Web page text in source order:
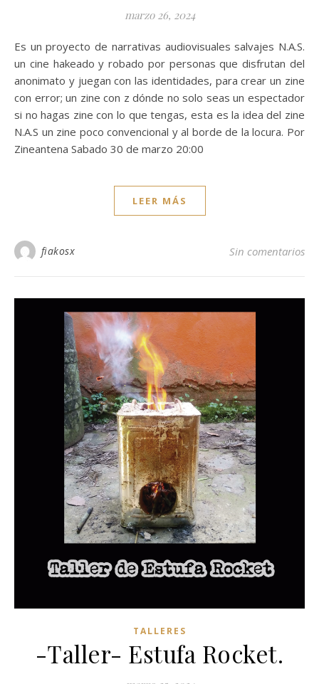
marzo 26, 2024
Es un proyecto de narrativas audiovisuales salvajes N.A.S.
un cine hakeado y robado por personas que disfrutan del
anonimato y juegan con las identidades, para crear un zine
con error; un zine con z dónde no solo seas un espectador
si no hagas zine con lo que tengas, esta es la idea del zine
N.A.S un zine poco convencional y al borde de la locura. Por
Zineantena Sabado 30 de marzo 20:00
LEER MÁS
fiakosx Sin comentarios
TALLERES
-Taller- Estufa Rocket.